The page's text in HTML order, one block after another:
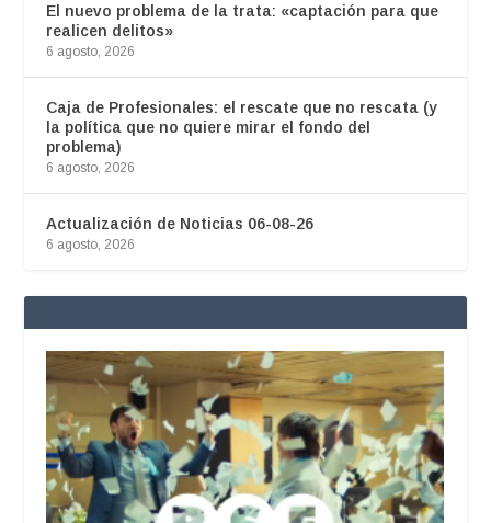
El nuevo problema de la trata: «captación para que
realicen delitos»
6 agosto, 2026
Caja de Profesionales: el rescate que no rescata (y
la política que no quiere mirar el fondo del
problema)
6 agosto, 2026
Actualización de Noticias 06-08-26
6 agosto, 2026